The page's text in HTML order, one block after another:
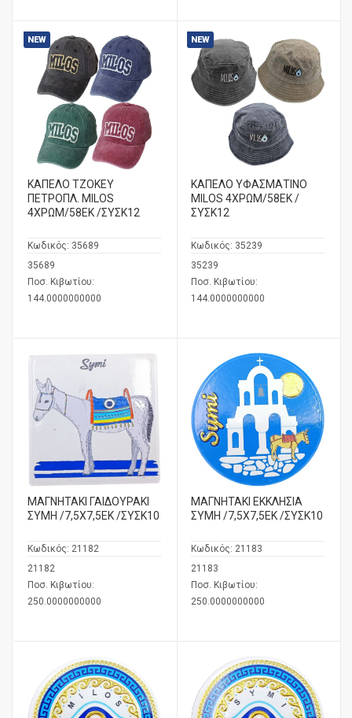
NEW
ΚΑΠΕΛΟ ΤΖΟΚΕΥ
ΠΕΤΡΟΠΛ. MILOS
4ΧΡΩΜ/58ΕΚ /ΣΥΣΚ12
Κωδικός: 35689
35689
Ποσ. Κιβωτίου:
144.0000000000
NEW
ΚΑΠΕΛΟ ΥΦΑΣΜΑΤΙΝΟ
MILOS 4ΧΡΩΜ/58ΕΚ /
ΣΥΣΚ12
Κωδικός: 35239
35239
Ποσ. Κιβωτίου:
144.0000000000
ΜΑΓΝΗΤΑΚΙ ΓΑΙΔΟΥΡΑΚΙ
ΣΥΜΗ /7,5Χ7,5ΕΚ /ΣΥΣΚ10
Κωδικός: 21182
21182
Ποσ. Κιβωτίου:
250.0000000000
ΜΑΓΝΗΤΑΚΙ ΕΚΚΛΗΣΙΑ
ΣΥΜΗ /7,5Χ7,5ΕΚ /ΣΥΣΚ10
Κωδικός: 21183
21183
Ποσ. Κιβωτίου:
250.0000000000